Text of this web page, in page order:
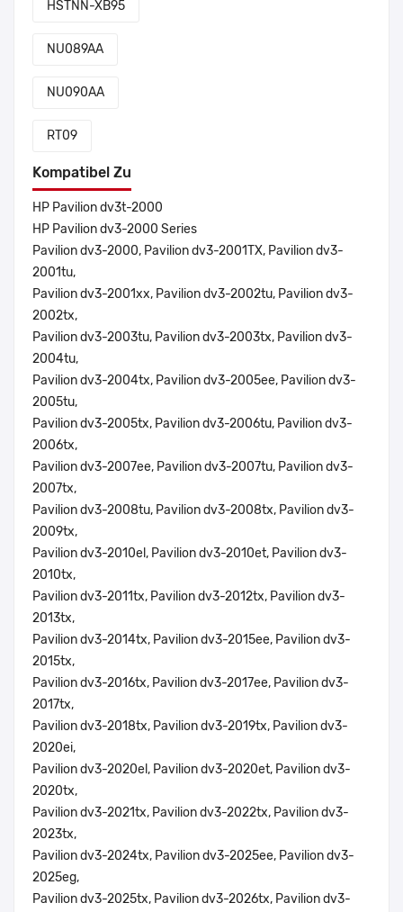
HSTNN-XB95
NU089AA
NU090AA
RT09
Kompatibel Zu
HP Pavilion dv3t-2000
HP Pavilion dv3-2000 Series
Pavilion dv3-2000, Pavilion dv3-2001TX, Pavilion dv3-
2001tu,
Pavilion dv3-2001xx, Pavilion dv3-2002tu, Pavilion dv3-
2002tx,
Pavilion dv3-2003tu, Pavilion dv3-2003tx, Pavilion dv3-
2004tu,
Pavilion dv3-2004tx, Pavilion dv3-2005ee, Pavilion dv3-
2005tu,
Pavilion dv3-2005tx, Pavilion dv3-2006tu, Pavilion dv3-
2006tx,
Pavilion dv3-2007ee, Pavilion dv3-2007tu, Pavilion dv3-
2007tx,
Pavilion dv3-2008tu, Pavilion dv3-2008tx, Pavilion dv3-
2009tx,
Pavilion dv3-2010el, Pavilion dv3-2010et, Pavilion dv3-
2010tx,
Pavilion dv3-2011tx, Pavilion dv3-2012tx, Pavilion dv3-
2013tx,
Pavilion dv3-2014tx, Pavilion dv3-2015ee, Pavilion dv3-
2015tx,
Pavilion dv3-2016tx, Pavilion dv3-2017ee, Pavilion dv3-
2017tx,
Pavilion dv3-2018tx, Pavilion dv3-2019tx, Pavilion dv3-
2020ei,
Pavilion dv3-2020el, Pavilion dv3-2020et, Pavilion dv3-
2020tx,
Pavilion dv3-2021tx, Pavilion dv3-2022tx, Pavilion dv3-
2023tx,
Pavilion dv3-2024tx, Pavilion dv3-2025ee, Pavilion dv3-
2025eg,
Pavilion dv3-2025tx, Pavilion dv3-2026tx, Pavilion dv3-